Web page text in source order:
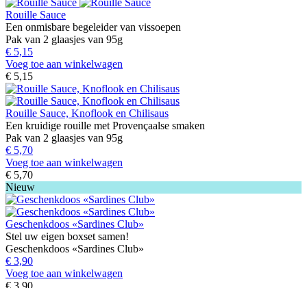
Rouille Sauce
Een onmisbare begeleider van vissoepen
Pak van 2 glaasjes van 95g
€ 5,15
Voeg toe aan winkelwagen
€ 5,15
Rouille Sauce, Knoflook en Chilisaus
Een kruidige rouille met Provençaalse smaken
Pak van 2 glaasjes van 95g
€ 5,70
Voeg toe aan winkelwagen
€ 5,70
Nieuw
Geschenkdoos «Sardines Club»
Stel uw eigen boxset samen!
Geschenkdoos «Sardines Club»
€ 3,90
Voeg toe aan winkelwagen
€ 3,90